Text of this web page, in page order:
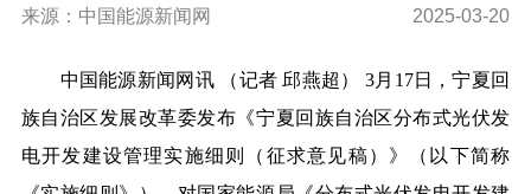
来源：中国能源新闻网 2025-03-20
中国能源新闻网讯 （记者 邱燕超） 3月17日，宁夏回
族自治区发展改革委发布《宁夏回族自治区分布式光伏发
电开发建设管理实施细则（征求意见稿）》（以下简称